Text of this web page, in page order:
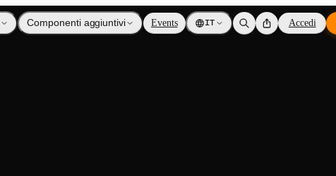
Componenti aggiuntivi Events IT Accedi